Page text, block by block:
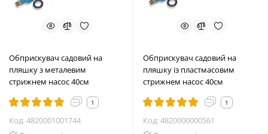
Обприскувач садовий на
пляшку з металевим
стрижнем насос 40см
1
Код:4820001001744
Обприскувач садовий на
пляшку із пластмасовим
стрижнем насос 40см
1
Код:4820000000561